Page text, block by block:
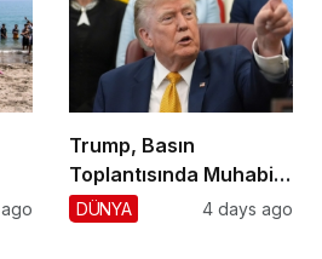
Trump, Basın
Toplantısında Muhabiri
Fena Yerden Aldı
DÜNYA 4 days ago